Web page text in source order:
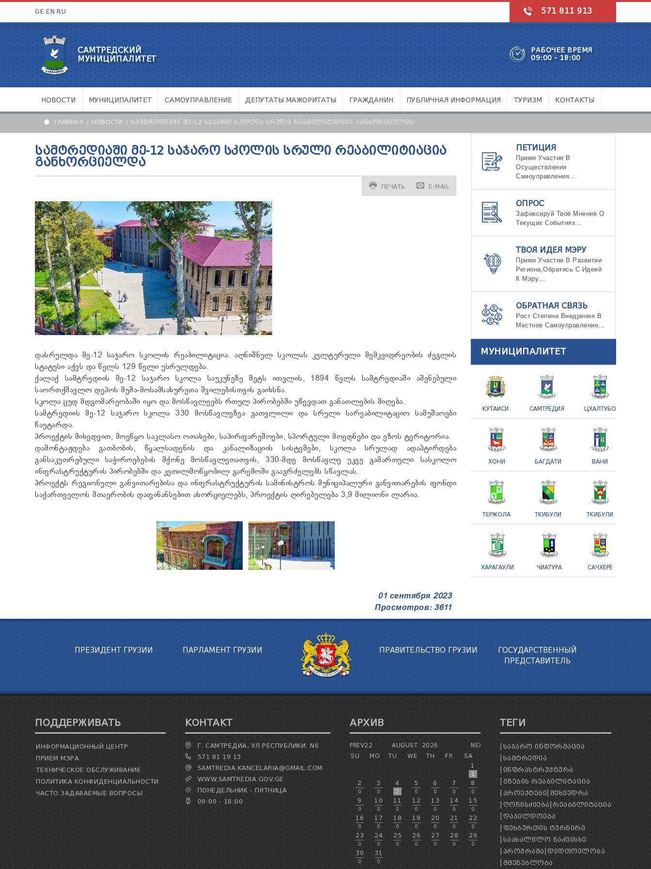
GE EN RU 571 811 913
САМТРЕДСКИЙ
МУНИЦИПАЛИТЕТ
РАБОЧЕЕ ВРЕМЯ
09:00 - 18:00
НОВОСТИ МУНИЦИПАЛИТЕТ САМОУПРАВЛЕНИЕ ДЕПУТАТЫ МАЖОРИТАТЫ ГРАЖДАНИН ПУБЛИЧНАЯ ИНФОРМАЦИЯ ТУРИЗМ КОНТАКТЫ
ГЛАВНАЯ НОВОСТИ ᲡᲐᲛᲢᲠᲔᲓᲘᲐᲨᲘ ᲛᲔ-12 ᲡᲐᲯᲐᲠᲝ ᲡᲙᲝᲚᲘᲡ ᲡᲠᲣᲚᲘ ᲠᲔᲐᲑᲘᲚᲘᲢᲘᲐᲪᲘᲐ ᲒᲐᲜᲮᲝᲠᲪᲘᲔᲚᲓᲐ
ᲡᲐᲛᲢᲠᲔᲓᲘᲐᲨᲘ ᲛᲔ-12 ᲡᲐᲯᲐᲠᲝ ᲡᲙᲝᲚᲘᲡ ᲡᲠᲣᲚᲘ ᲠᲔᲐᲑᲘᲚᲘᲢᲘᲐᲪᲘᲐ
ᲒᲐᲜᲮᲝᲠᲪᲘᲔᲚᲓᲐ
ПЕЧАТЬ E-MAIL
დასრულდა მე-12 საჯარო სკოლის რეაბილიტაცია. აღნიშნულ სკოლას კულტურული მემკვიდრეობის ძეგლის
სტატუსი აქვს და წელს 129 წელი უსრულდება.
ქალაქ სამტრედიის მე-12 საჯარო სკოლა საუკუნეზე მეტს ითვლის, 1894 წელს სამტრედიაში აშენებული
საორთქმავლო დეპოს მუშა-მოსამსახურეთა შვილებისთვის გაიხსნა.
სკოლა ცუდ მდგომარეობაში იყო და მოსწავლეებს რთულ პირობებში უწევდათ განათლების მიღება.
სამტრედიის მე-12 საჯარო სკოლა 330 მოსწავლეზეა გათვლილი და სრული სარეაბილიტაციო სამუშაოები
ჩაუტარდა.
პროექტის მიხედვით, მოეწყო საკლასო ოთახები, საპირფარეშოები, სპორტული მოედნები და ეზოს ტერიტორია.
დამონტაჟდება გათბობის, წყალსადენის და კანალიზაციის სისტემები, სკოლა სრულად ადაპტირდება
განსაკუთრებული საჭიროებების მქონე მოსწავლეთათვის, 330-მდე მოსწავლე უკვე გამართული სასკოლო
ინფრასტრუქტურის პირობებში და კეთილმოწყობილ გარემოში გააგრძელებს სწავლას.
პროექტს რეგიონული განვითარებისა და ინფრასტრუქტურის სამინისტროს მუნიციპალური განვითარების ფონდი
საქართველოს მთავრობის დაფინანსებით ახორციელებს, პროექტის ღირებულება 3,9 მილიონი ლარია.
01 сентября 2023
Просмотров: 3611
ПЕТИЦИЯ
Прими Участие В
Осуществлении
Самоуправления...
ОПРОС
Зафиксируй Твоё Мнение О
Текущих Событиях...
ТВОЯ ИДЕЯ МЭРУ
Прими Участие В Развитии
Региона,Обратись С Идеей
К Мэру...
ОБРАТНАЯ СВЯЗЬ
Рост Степени Внедрения В
Местное Самоуправление...
МУНИЦИПАЛИТЕТ
КУТАИСИ САМТРЕДИЯ ЦХАЛТУБО
ХОНИ БАГДАТИ ВАНИ
ТЕРЖОЛА ТКИБУЛИ ТКИБУЛИ
ХАРАГАУЛИ ЧИАТУРА САЧХЕРЕ
ПРЕЗИДЕНТ ГРУЗИИ ПАРЛАМЕНТ ГРУЗИИ ПРАВИТЕЛЬСТВО ГРУЗИИ
ГОСУДАРСТВЕННЫЙ
ПРЕДСТАВИТЕЛЬ
ПОДДЕРЖИВАТЬ
ИНФОРМАЦИОННЫЙ ЦЕНТР
ПРИЕМ МЭРА
ТЕХНИЧЕСКОЕ ОБСЛУЖИВАНИЕ
ПОЛИТИКА КОНФИДЕНЦИАЛЬНОСТИ
ЧАСТО ЗАДАВАЕМЫЕ ВОПРОСЫ
КОНТАКТ
Г. САМТРЕДИА, УЛ.РЕСПУБЛИКИ. N6
571 81 19 13
SAMTREDIA.KANCELARIA@GMAIL.COM
WWW.SAMTREDIA.GOV.GE
ПОНЕДЕЛЬНИК - ПЯТНИЦА
09:00 - 18:00
АРХИВ
PREV22 NEXT
AUGUST
2026
SU
MO TU WE TH FR
SA
1
1
2
0
3
0
4
2
5
0
6
0
7
0
8
0
9
0
10
0
11
0
12
0
13
0
14
0
15
0
16
0
17
0
18
0
19
0
20
0
21
0
22
0
23
0
24
0
25
0
26
0
27
0
28
0
29
0
30
0
31
0
ТЕГИ
ᲡᲐᲯᲐᲠᲝ ᲘᲜᲤᲝᲠᲛᲐᲪᲘᲐ
ᲡᲐᲛᲢᲠᲔᲓᲘᲐ
ᲘᲜᲤᲠᲐᲡᲢᲠᲣᲥᲢᲣᲠᲐ
ᲒᲖᲔᲑᲘᲡ ᲠᲔᲐᲑᲘᲚᲘᲢᲐᲪᲘᲐ
ᲞᲠᲝᲔᲥᲢᲔᲑᲘ ᲨᲔᲮᲕᲔᲓᲠᲐ
ᲦᲝᲜᲘᲡᲫᲘᲔᲑᲐ ᲠᲔᲐᲑᲘᲚᲘᲢᲐᲪᲘᲐ
ᲓᲐᲯᲘᲚᲓᲝᲔᲑᲐ
ᲤᲔᲮᲑᲣᲠᲗᲘᲡ ᲢᲣᲠᲜᲘᲠᲘ
ᲡᲐᲐᲮᲐᲚᲬᲚᲝ ᲜᲐᲫᲕᲘᲡᲮᲔ
ᲞᲠᲝᲒᲠᲐᲛᲐ ᲓᲘᲓᲗᲝᲕᲚᲝᲑᲐ
ᲛᲨᲔᲜᲔᲑᲚᲝᲑᲐ